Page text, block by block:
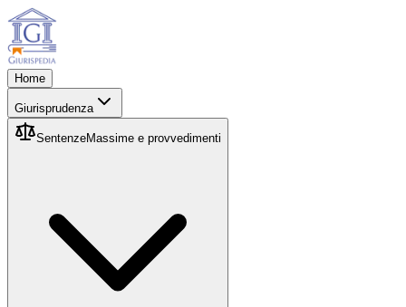
Home
Giurisprudenza
SentenzeMassime e provvedimenti